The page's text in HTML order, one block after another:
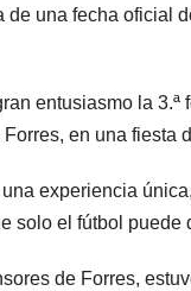
de una fecha oficial
entusiasmo la
en una fiesta
experiencia
solo el fútbol puede
de Forres,